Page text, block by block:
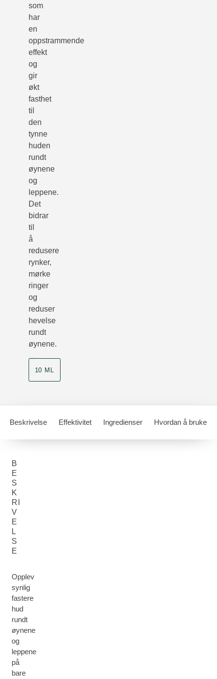
som
har
en
oppstrammende
effekt
og
gir
økt
fasthet
til
den
tynne
huden
rundt
øynene
og
leppene.
Det
bidrar
til
å
redusere
rynker,
mørke
ringer
og
reduser
hevelse
rundt
øynene.
10 ML
Beskrivelse Effektivitet Ingredienser Hvordan å bruke
B
E
S
K
RI
V
E
L
S
E
Opplev
synlig
fastere
hud
rundt
øynene
og
leppene
på
bare